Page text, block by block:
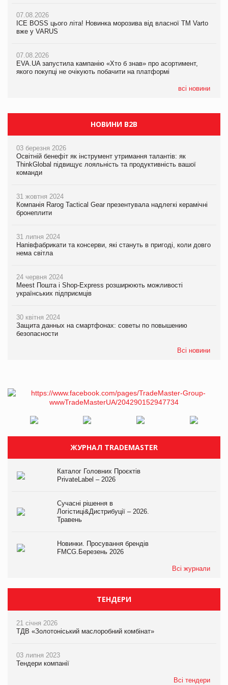
07.08.2026
ICE BOSS цього літа! Новинка морозива від власної ТМ Varto
вже у VARUS
07.08.2026
EVA.UA запустила кампанію «Хто б знав» про асортимент,
якого покупці не очікують побачити на платформі
всі новини
06.08.2026
Смачна новинка для хвостатих: у VARUS з’явилися паучі
05.08.2026
Мережа супермаркетів VARUS купує мережу магазинів
Продажі Hugo Boss впали на 9%
НОВИНИ B2B
03 березня 2026
Освітній бенефіт як інструмент утримання талантів: як
ThinkGlobal підвищує лояльність та продуктивність вашої
команди
31 жовтня 2024
Компанія Rarog Tactical Gear презентувала надлегкі керамічні
бронеплити
31 липня 2024
Напівфабрикати та консерви, які стануть в пригоді, коли довго
нема світла
24 червня 2024
Meest Пошта і Shop-Express розширюють можливості
українських підприємців
30 квітня 2024
Защита данных на смартфонах: советы по повышению
безопасности
Всі новини
ЖУРНАЛ TRADEMASTER
Каталог Головних Проєктів
PrivateLabel – 2026
Сучасні рішення в
Логістиці&Дистрибуції – 2026.
Травень
Новинки. Просування брендів
FMCG.Березень 2026
Всі журнали
ТЕНДЕРИ
21 січня 2026
ТДВ «Золотоніський маслоробний комбінат»
03 липня 2023
Тендери компанії
Всі тендери